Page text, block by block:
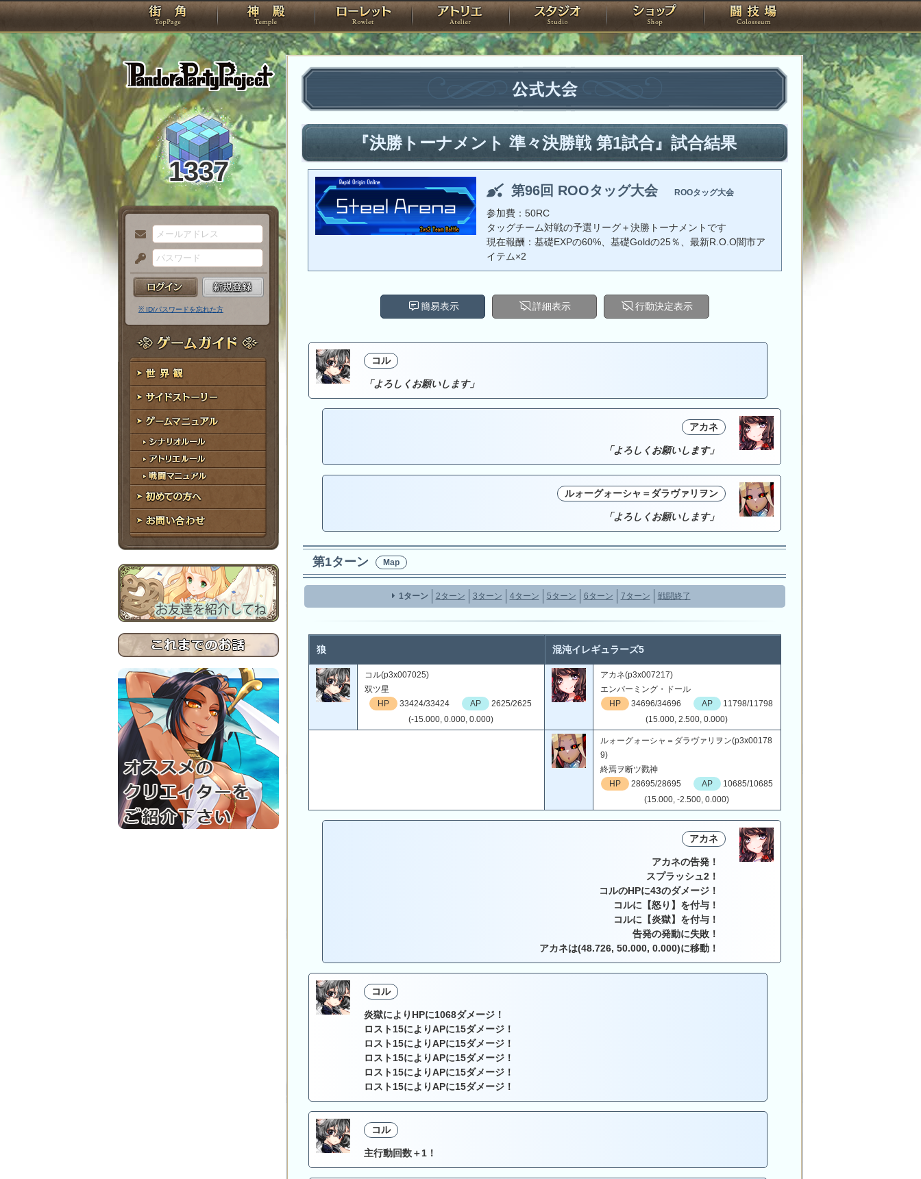
PandoraPartyProject
TOP 神殿 ローレット アトリエ スタジオ ショップ 闘技場
1337
メ
ー
ル
ア
ド
レ
ス
パ
ス
ー
ド
※ ID/パスワードを忘れた方
ゲームガイド
世界観
サイドストーリー
ゲームマニュアル
シナリオルール
アトリエルール
戦闘マニュアル
初めての方へ
お問い合わせ
公式大会
『決勝トーナメント 準々決勝戦 第1試合』試合結果
第96回 ROOタッグ大会 ROOタッグ大会
参加費：50RC
タッグチーム対戦の予選リーグ＋決勝トーナメントです
現在報酬：基礎EXPの60%、基礎Goldの25％、最新R.O.O闇市ア
イテム×2
簡易表示 詳細表示 行動決定表示
コル
「よろしくお願いします」
アカネ
「よろしくお願いします」
ルォーグォーシャ＝ダラヴァリヲン
「よろしくお願いします」
第1ターン Map
1ターン 2ターン 3ターン 4ターン 5ターン 6ターン 7ターン 戦闘終了
狼 混沌イレギュラーズ5
コル(p3x007025)
双ツ星
HP
33424/33424 AP
2625/2625
(-15.000, 0.000, 0.000)
アカネ(p3x007217)
エンバーミング・ドール
HP
34696/34696 AP
11798/11798
(15.000, 2.500, 0.000)
ルォーグォーシャ＝ダラヴァリヲン(p3x00178
9)
終焉ヲ断ツ戮神
HP
28695/28695 AP
10685/10685
(15.000, -2.500, 0.000)
アカネ
アカネの告発！
スプラッシュ2！
コルのHPに43のダメージ！
コルに【怒り】を付与！
コルに【炎獄】を付与！
告発の発動に失敗！
アカネは(48.726, 50.000, 0.000)に移動！
コル
炎獄によりHPに1068ダメージ！
ロスト15によりAPに15ダメージ！
ロスト15によりAPに15ダメージ！
ロスト15によりAPに15ダメージ！
ロスト15によりAPに15ダメージ！
ロスト15によりAPに15ダメージ！
コル
主行動回数＋1！